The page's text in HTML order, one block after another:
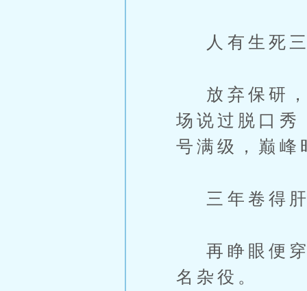
人有生死三
放弃保研，
场说过脱口秀
号满级，巅峰
三年卷得肝
再睁眼便穿
名杂役。